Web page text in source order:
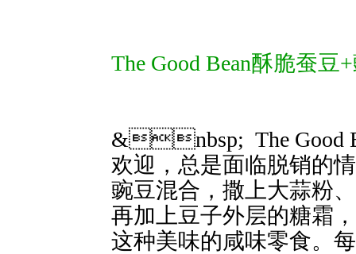
The Good Bean酥脆蚕豆
&nbsp; The Good
欢迎，总是面临脱销的
豌豆混合，撒上大蒜粉
再加上豆子外层的糖霜
这种美味的咸味零食